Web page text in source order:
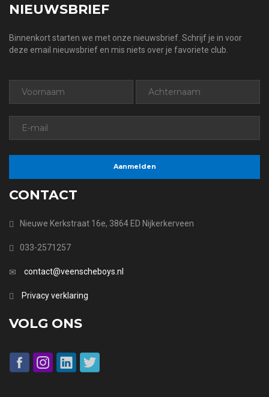
NIEUWSBRIEF
Binnenkort starten we met onze nieuwsbrief. Schrijf je in voor
deze email nieuwsbrief en mis niets over je favoriete club.
CONTACT
Nieuwe Kerkstraat 16e, 3864 ED Nijkerkerveen
033-2571257
contact@veenscheboys.nl
Privacy verklaring
VOLG ONS